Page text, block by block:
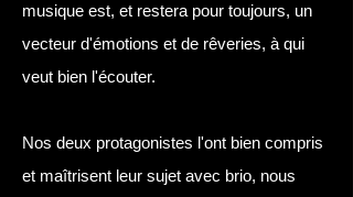
musique est, et restera pour toujours, un
vecteur d'émotions et de rêveries, à qui
veut bien l'écouter.
Nos deux protagonistes l'ont bien compris
et maîtrisent leur sujet avec brio, nous